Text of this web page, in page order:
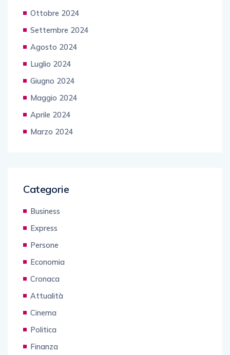
Ottobre 2024
Settembre 2024
Agosto 2024
Luglio 2024
Giugno 2024
Maggio 2024
Aprile 2024
Marzo 2024
Categorie
Business
Express
Persone
Economia
Cronaca
Attualità
Cinema
Politica
Finanza